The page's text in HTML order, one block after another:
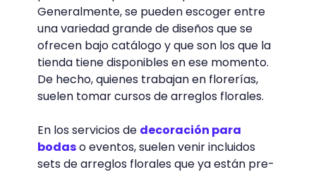
La realidad es que hay varias diferencias
entre los dos, así que veamos en detalle
cada concepto, para entender mejor qué
es la floristería.
¿Qué significa "arreglos florales"?
Losarreglos floralesson aquellos que
podemos adquirir en cualquier florería.